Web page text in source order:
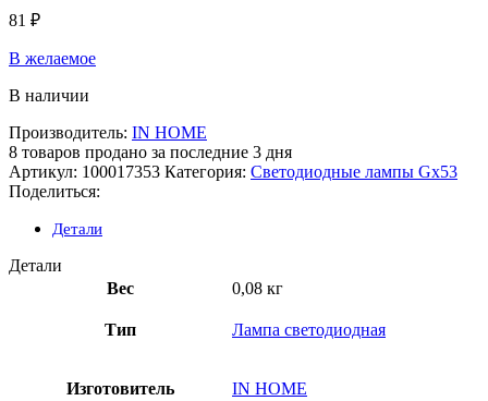
81 ₽
В желаемое
В наличии
Производитель: IN HOME
8 товаров продано за последние 3 дня
Артикул: 100017353 Категория: Светодиодные лампы Gx53
Поделиться:
Детали
Детали
Вес
0,08 кг
Тип Лампа светодиодная
Изготовитель IN HOME